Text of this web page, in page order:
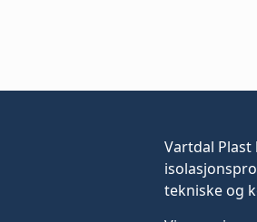
Vartdal Plast
tekniske og